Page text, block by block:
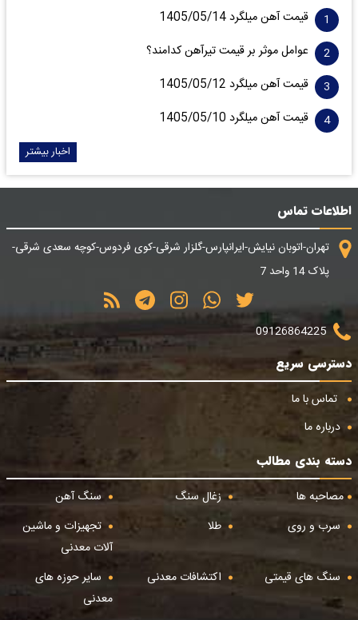
قیمت آهن میلگرد 1405/05/14
عوامل موثر بر قیمت تیرآهن کدامند؟
قیمت آهن میلگرد 1405/05/12
قیمت آهن میلگرد 1405/05/10
اخبار بیشتر
اطلاعات تماس
تهران-اتوبان نیایش-ایرانپارس-گلزار شرقی-کوی فردوس-کوچه سعدی شرقی-
پلاک 14 واحد 7
09126864225
دسترسی سریع
تماس با ما
درباره ما
دسته بندی مطالب
مصاحبه ها
زغال سنگ
سنگ آهن
سرب و روی
طلا
تجهیزات و ماشین
آلات معدنی
سنگ های قیمتی
اکتشافات معدنی
سایر حوزه های
معدنی